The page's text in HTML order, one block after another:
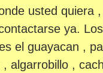
usted quiera
ya.
el guayacan ,
algarrobillo ,